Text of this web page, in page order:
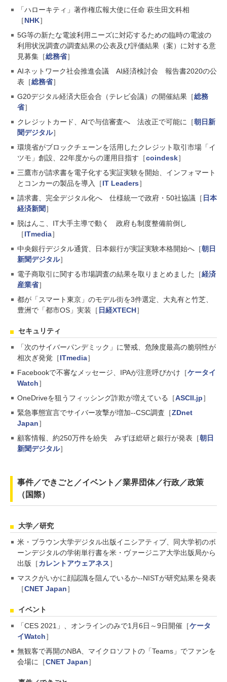
「ハローキティ」著作権広報大使に任命 萩生田文科相
［NHK］
5G等の新たな電波利用ニーズに対応するための臨時の電波の
利用状況調査の調査結果の公表及び評価結果（案）に対する意
見募集［総務省］
AIネットワーク社会推進会議 AI経済検討会 報告書2020の公
表［総務省］
G20デジタル経済大臣会合（テレビ会議）の開催結果［総務
省］
クレジットカード、AIで与信審査へ 法改正で可能に［朝日新
聞デジタル］
環境省がブロックチェーンを活用したクレジット取引市場「イ
ツモ」創設、22年度からの運用目指す［coindesk］
三鷹市が請求書を電子化する実証実験を開始、インフォマート
とコンカーの製品を導入［IT Leaders］
請求書、完全デジタル化へ 仕様統一で政府・50社協議［ 日本
経済新聞］
脱はんこ、IT大手主導で動く 政府も制度整備前倒し
［ITmedia］
中央銀行デジタル通貨、日本銀行が実証実験本格開始へ［朝日
新聞デジタル］
電子商取引に関する市場調査の結果を取りまとめました［経済
産業省］
都が「スマート東京」のモデル街を3件選定、大丸有と竹芝、
豊洲で「都市OS」実装［ 日経XTECH］
セキュリティ
「次のサイバーパンデミック」に警戒、危険度最高の脆弱性が
相次ぎ発覚［ITmedia］
Facebookで不審なメッセージ、IPAが注意呼びかけ［ケータイ
Watch］
OneDriveを狙うフィッシング詐欺が増えている［ASCII.jp］
緊急事態宣言でサイバー攻撃が増加--CSC調査［ZDnet
Japan］
顧客情報、約250万件を紛失 みずほ総研と銀行が発表［朝日
新聞デジタル］
事件／できごと／イベント／業界団体／行政／政策
（国際）
大学／研究
米・ブラウン大学デジタル出版イニシアティブ、同大学初のボ
ーンデジタルの学術単行書を米・ヴァージニア大学出版局から
出版［カレントアウェアネス］
マスクがいかに顔認識を阻んでいるか--NISTが研究結果を発表
［CNET Japan］
イベント
「CES 2021」、オンラインのみで1月6日～9日開催［ケータ
イWatch］
無観客で再開のNBA、マイクロソフトの「Teams」でファンを
会場に［CNET Japan］